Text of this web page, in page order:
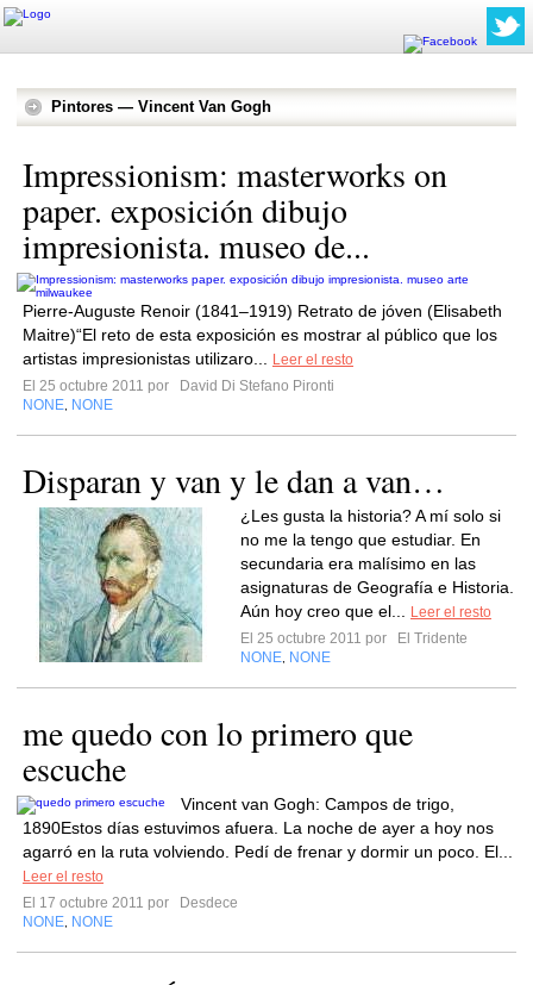
Pintores — Vincent Van Gogh
Impressionism: masterworks on
paper. exposición dibujo
impresionista. museo de...
Pierre-Auguste Renoir (1841–1919) Retrato de jóven (Elisabeth
Maitre)“El reto de esta exposición es mostrar al público que los
artistas impresionistas utilizaro...
Leer el resto
El 25 octubre 2011 por
David Di Stefano Pironti
NONE NONE
Disparan y van y le dan a van…
¿Les gusta la historia? A mí solo si
no me la tengo que estudiar. En
secundaria era malísimo en las
asignaturas de Geografía e Historia.
Aún hoy creo que el...
Leer el resto
El 25 octubre 2011 por
El Tridente
NONE NONE
me quedo con lo primero que
escuche
Vincent van Gogh: Campos de trigo,
1890Estos días estuvimos afuera. La noche de ayer a hoy nos
agarró en la ruta volviendo. Pedí de frenar y dormir un poco. El...
Leer el resto
El 17 octubre 2011 por
Desdece
NONE NONE